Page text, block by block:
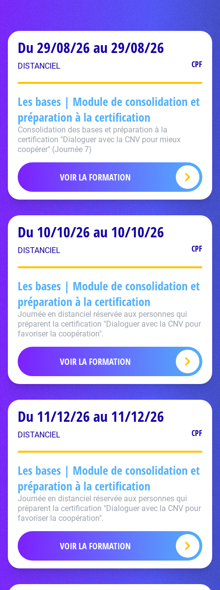
Du 29/08/26 au 29/08/26
DISTANCIEL CPF
Les bases | Module de consolidation et
préparation à la certification
Consolidation des bases et préparation à la
certification "Dialoguer avec la CNV pour mieux
coopérer" (Journée 7)
VOIR LA FORMATION
Du 10/10/26 au 10/10/26
DISTANCIEL CPF
Les bases | Module de consolidation et
préparation à la certification
Journée en distanciel réservée aux personnes qui
préparent la certification "Dialoguer avec la CNV pour
favoriser la coopération".
VOIR LA FORMATION
Du 11/12/26 au 11/12/26
DISTANCIEL CPF
Les bases | Module de consolidation et
préparation à la certification
Journée en distanciel réservée aux personnes qui
préparent la certification "Dialoguer avec la CNV pour
favoriser la coopération".
VOIR LA FORMATION